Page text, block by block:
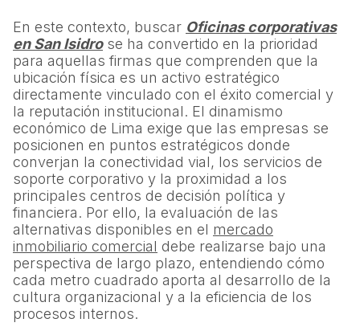
En este contexto, buscar Oficinas corporativas
en San Isidrose ha convertido en la prioridad
para aquellas firmas que comprenden que la
ubicación física es un activo estratégico
directamente vinculado con el éxito comercial y
la reputación institucional. El dinamismo
económico de Lima exige que las empresas se
posicionen en puntos estratégicos donde
converjan la conectividad vial, los servicios de
soporte corporativo y la proximidad a los
principales centros de decisión política y
financiera. Por ello, la evaluación de las
alternativas disponibles en el mercado
inmobiliario comercial debe realizarse bajo una
perspectiva de largo plazo, entendiendo cómo
cada metro cuadrado aporta al desarrollo de la
cultura organizacional y a la eficiencia de los
procesos internos.